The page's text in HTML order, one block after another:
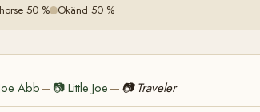
50 % Okänd 50 %
Abb— 📷Little Joe — 📷 Traveler